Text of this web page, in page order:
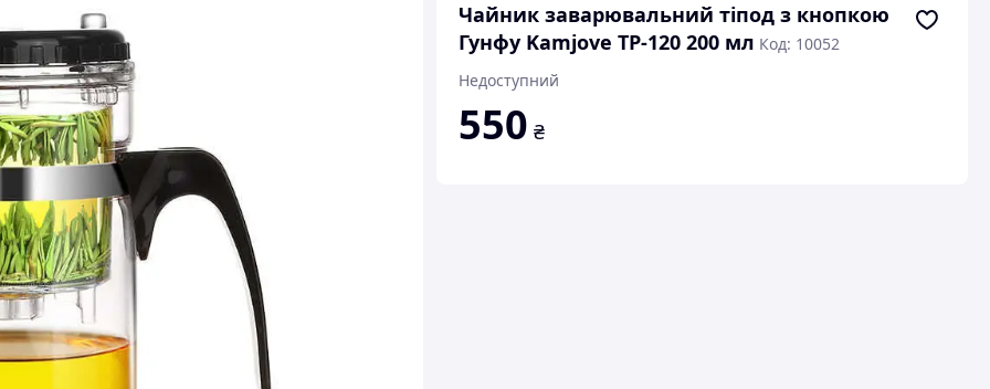
Чайник заварювальний тіпод з кнопкою
Гунфу Kamjove TP-120 200 мл Код: 10052
Недоступний
550 ₴